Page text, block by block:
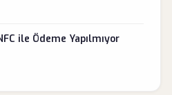
ile Ödeme Yapılmıyor